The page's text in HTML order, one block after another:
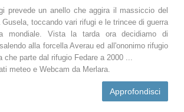
prevede un anello che aggira il massiccio del
Gusela, toccando vari rifugi e le trincee di guerra
mondiale. Vista la tarda ora decidiamo di
alla forcella Averau ed all'ononimo rifugio
che parte dal rifugio Fedare a 2000 ...
meteo e Webcam da Merlara.
Approfondisci